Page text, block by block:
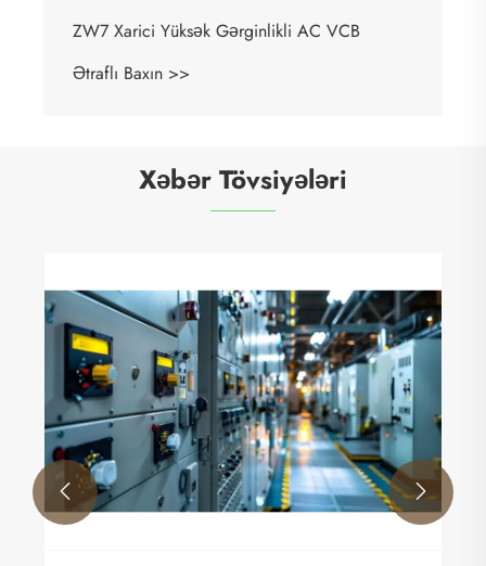
ZW7 Xarici Yüksək Gərginlikli AC VCB
Ətraflı Baxın >>
Xəbər Tövsiyələri
 